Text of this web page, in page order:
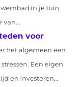
in je tuin.
van...
voor
het algemeen een
Een eigen
en investeren...